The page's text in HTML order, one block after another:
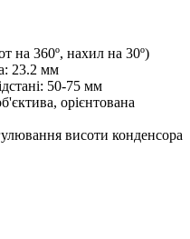
на 360º, нахил на 30º)
23.2 мм
50-75 мм
орієнтована
висоти конденсора